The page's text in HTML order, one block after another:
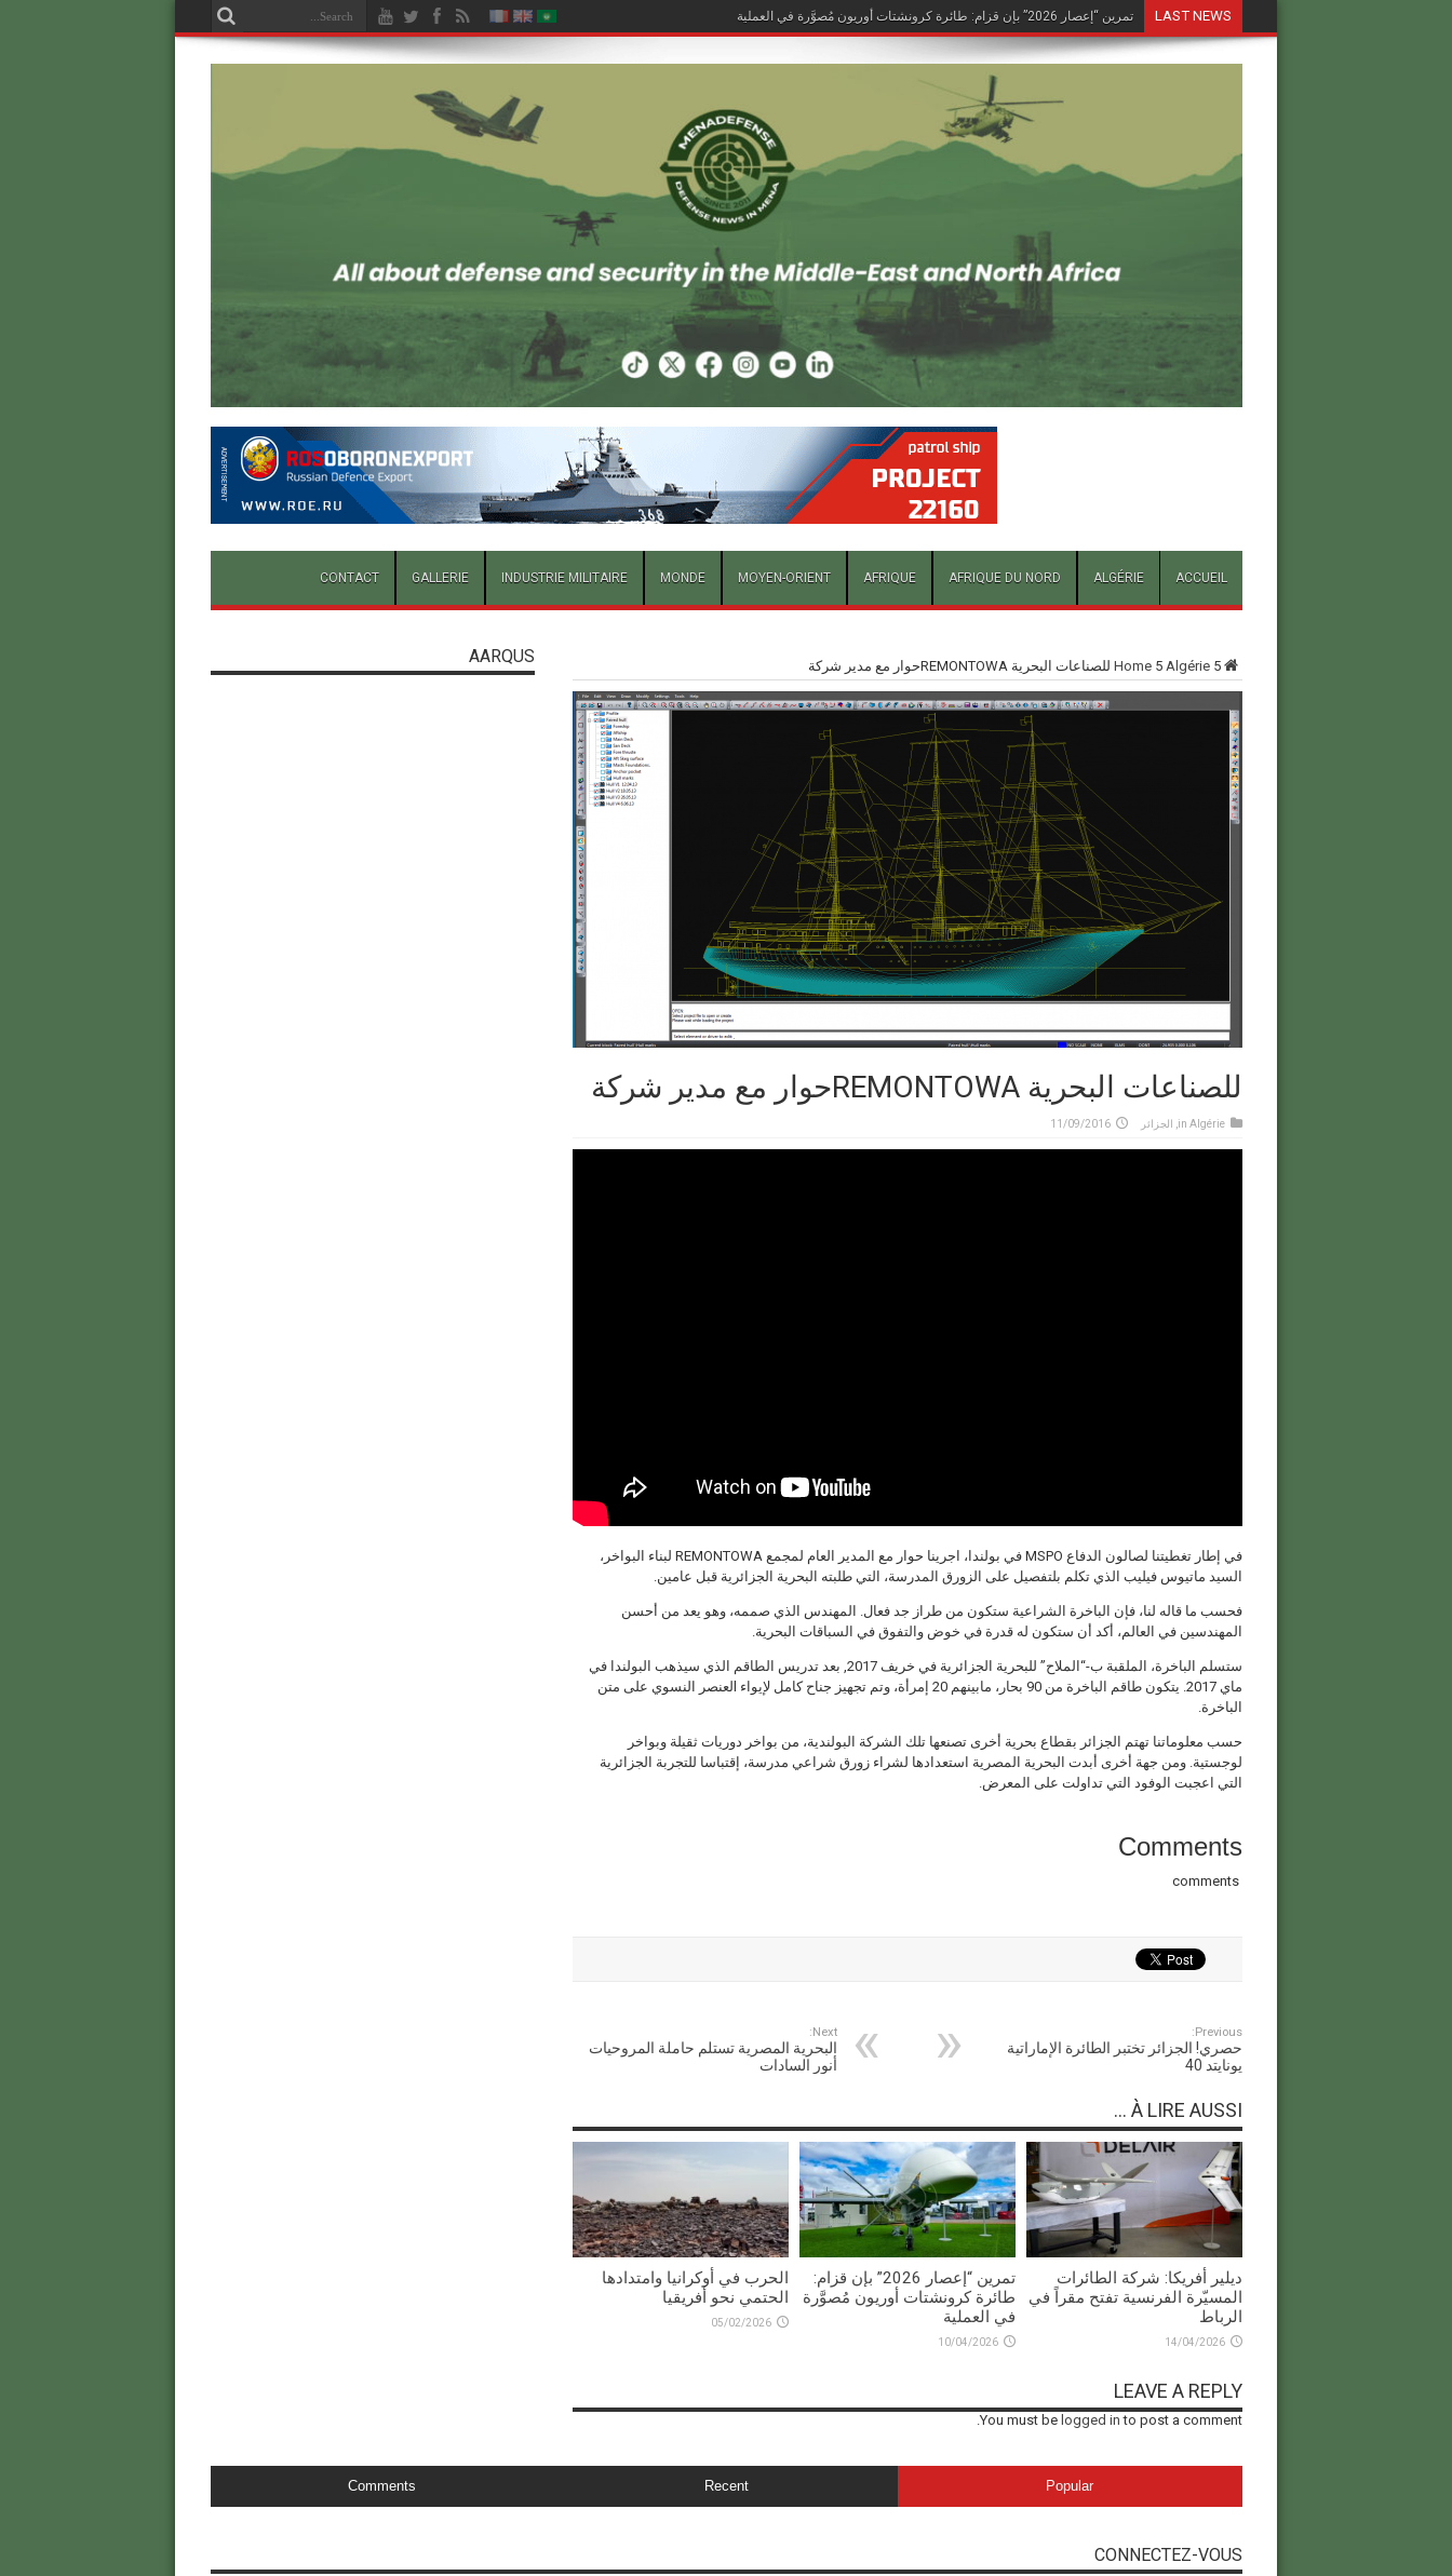
LAST NEWS تمرين “إعصار 2026” بإن قزام: طائرة كرونشتات أوريون مُصوَّرة في العملية
ACCUEIL
ALGÉRIE
AFRIQUE DU NORD
AFRIQUE
MOYEN-ORIENT
MONDE
INDUSTRIE MILITAIRE
GALLERIE
CONTACT
Home5 Algérie5 للصناعات البحرية REMONTOWAحوار مع مدير شركة
للصناعات البحرية REMONTOWAحوار مع مدير شركة
in Algérie الجزائر 11/09/2016
في إطار تغطيتنا لصالون الدفاع MSPO في بولندا، اجرينا حوار مع المدير العام لمجمع REMONTOWA لبناء البواخر،
السيد ماتيوس فيليب الذي تكلم بلتفصيل على الزورق المدرسة، التي طلبته البحرية الجزائرية قبل عامين.
فحسب ما قاله لنا، فإن الباخرة الشراعية ستكون من طراز جد فعال. المهندس الذي صممه، وهو يعد من أحسن
المهندسين في العالم، أكد أن ستكون له قدرة في خوض والتفوق في السباقات البحرية.
ستسلم الباخرة، الملقبة ب-“الملاح” للبحرية الجزائرية في خريف 2017, بعد تدريس الطاقم الذي سيذهب البولندا في
ماي 2017. يتكون طاقم الباخرة من 90 بحار، مابينهم 20 إمرأة، وتم تجهيز جناح كامل لإيواء lلعنصر النسوي على متن
الباخرة.
حسب معلوماتنا تهتم الجزائر بقطاع بحرية أخرى تصنعها تلك الشركة البولندية، من بواخر دوريات ثقيلة وبواخر
لوجستية. ومن جهة أخرى أبدت البحرية المصرية استعدادها لشراء زورق شراعي مدرسة، إقتباسا للتجربة الجزائرية
التي اعجبت الوفود التي تداولت على المعرض.
Comments
comments
Previous:
حصري! الجزائر تختبر الطائرة الإماراتية
يونايتد 40
Next:
البحرية المصرية تستلم حاملة المروحيات
أنور السادات
À LIRE AUSSI ...
ديلير أفريكا: شركة الطائرات
المسيّرة الفرنسية تفتح مقراً في
الرباط
14/04/2026
تمرين “إعصار 2026” بإن قزام:
طائرة كرونشتات أوريون مُصوَّرة
في العملية
10/04/2026
الحرب في أوكرانيا وامتدادها
الحتمي نحو أفريقيا
05/02/2026
LEAVE A REPLY
You must be logged in to post a comment.
AARQUS
Popular
Recent
Comments
CONNECTEZ-VOUS